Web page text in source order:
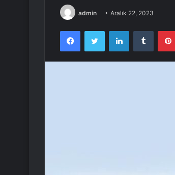
admin Aralık 22, 2023
FacebookTwitter LinkedInTumblr